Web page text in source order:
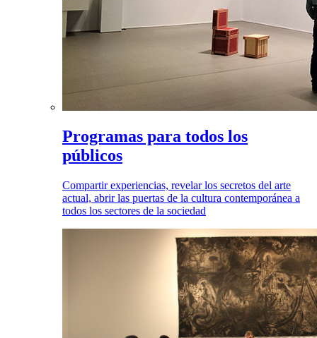
Programas para todos los
públicos
Compartir experiencias, revelar los secretos del arte
actual, abrir las puertas de la cultura contemporánea a
todos los sectores de la sociedad